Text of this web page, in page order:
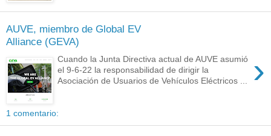
AUVE, miembro de Global EV
Alliance (GEVA)
›
Cuando la Junta Directiva actual de AUVE asumió
el 9-6-22 la responsabilidad de dirigir la
Asociación de Usuarios de Vehículos Eléctricos ...
1 comentario: